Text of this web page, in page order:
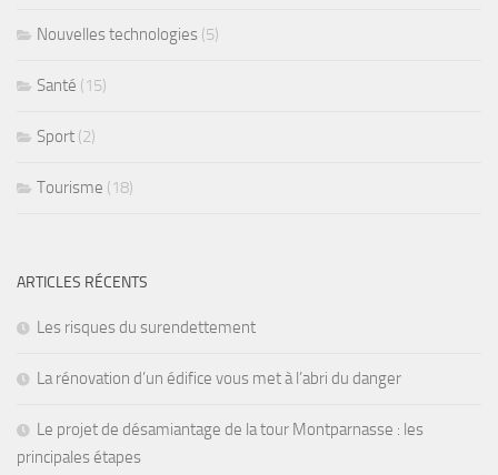
Nouvelles technologies (5)
Santé (15)
Sport (2)
Tourisme (18)
ARTICLES RÉCENTS
Les risques du surendettement
La rénovation d’un édifice vous met à l’abri du danger
Le projet de désamiantage de la tour Montparnasse : les
principales étapes